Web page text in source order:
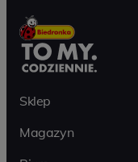
Sklep
Magazyn